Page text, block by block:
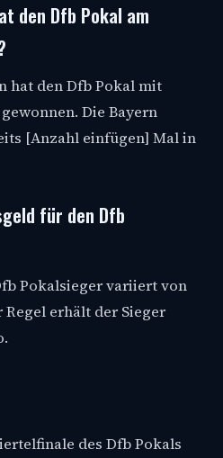
den Dfb Pokal am
hat den Dfb Pokal mit
Die Bayern
[Anzahl einfügen] Mal in
für den Dfb
Pokalsieger variiert von
Regel erhält der Sieger
des Dfb Pokals